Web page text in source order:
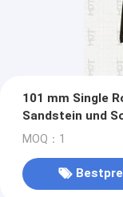
101 mm Single
Sandstein und
MOQ：1